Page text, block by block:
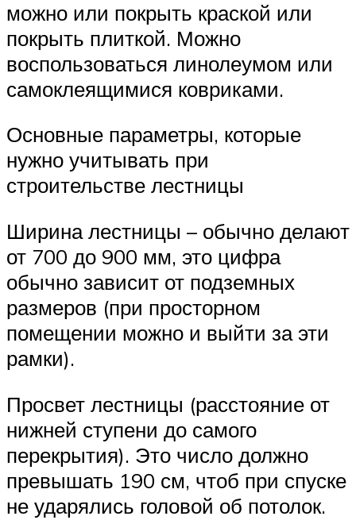
можно или покрыть краской или
покрыть плиткой. Можно
воспользоваться линолеумом или
самоклеящимися ковриками.
Основные параметры, которые
нужно учитывать при
строительстве лестницы
Ширина лестницы – обычно делают
от 700 до 900 мм, это цифра
обычно зависит от подземных
размеров (при просторном
помещении можно и выйти за эти
рамки).
Просвет лестницы (расстояние от
нижней ступени до самого
перекрытия). Это число должно
превышать 190 см, чтоб при спуске
не ударялись головой об потолок.